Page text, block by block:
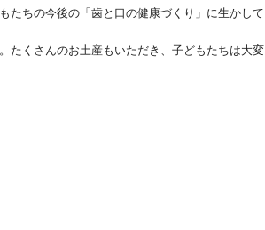
たちの今後の「歯と口の健康づくり」に生かして
たくさんのお土産もいただき、子どもたちは大変